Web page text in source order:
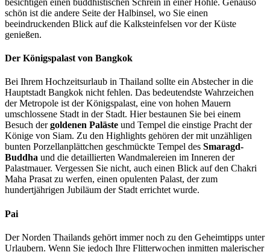
schön ist die andere Seite der Halbinsel, wo Sie einen
beeindruckenden Blick auf die Kalksteinfelsen vor der Küste
genießen.
Der Königspalast von Bangkok
Bei Ihrem Hochzeitsurlaub in Thailand sollte ein Abstecher in die
Hauptstadt Bangkok nicht fehlen. Das bedeutendste Wahrzeichen
der Metropole ist der Königspalast, eine von hohen Mauern
umschlossene Stadt in der Stadt. Hier bestaunen Sie bei einem
Besuch der goldenen Paläste und Tempel die einstige Pracht der
Könige von Siam. Zu den Highlights gehören der mit unzähligen
bunten Porzellanplättchen geschmückte Tempel des Smaragd-
Buddha und die detaillierten Wandmalereien im Inneren der
Palastmauer. Vergessen Sie nicht, auch einen Blick auf den Chakri
Maha Prasat zu werfen, einen opulenten Palast, der zum
hundertjährigen Jubiläum der Stadt errichtet wurde.
Pai
Der Norden Thailands gehört immer noch zu den Geheimtipps unter
Urlaubern. Wenn Sie jedoch Ihre Flitterwochen inmitten malerischer